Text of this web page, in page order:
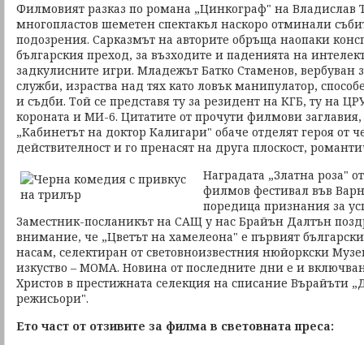
Филмовият разказ по романа „Цинкограф" на Владислав
многопластов шеметен спектакъл наскоро отминали
подозрения. Сарказмът на авторите обръща наопаки
българския преход, за възходите и паденията на
задкулисните игри. Младежът Батко Стаменов, вербуван
служби, израства над тях като ловък манипулатор,
и съдби. Той се представя ту за резидент на КГБ, ту на
короната и МИ-6. Цитатите от прочути филмови заглавия,
„Кабинетът на доктор Калигари" обаче отделят героя от
действителност и го пренасят на друга плоскост,
Наградата „Златна роза"
филмов фестивал във
поредица признания за
Заместник-посланикът на САЩ у нас Брайън Далтън
внимание, че „Цветът на хамелеона" е първият
насам, селектиран от световноизвестния нюйоркски
изкуство – MОMA. Новина от последните дни е и
Христов в престижната селекция на списание Върайъти
режисьори".
Ето част от отзивите за филма в световната преса: